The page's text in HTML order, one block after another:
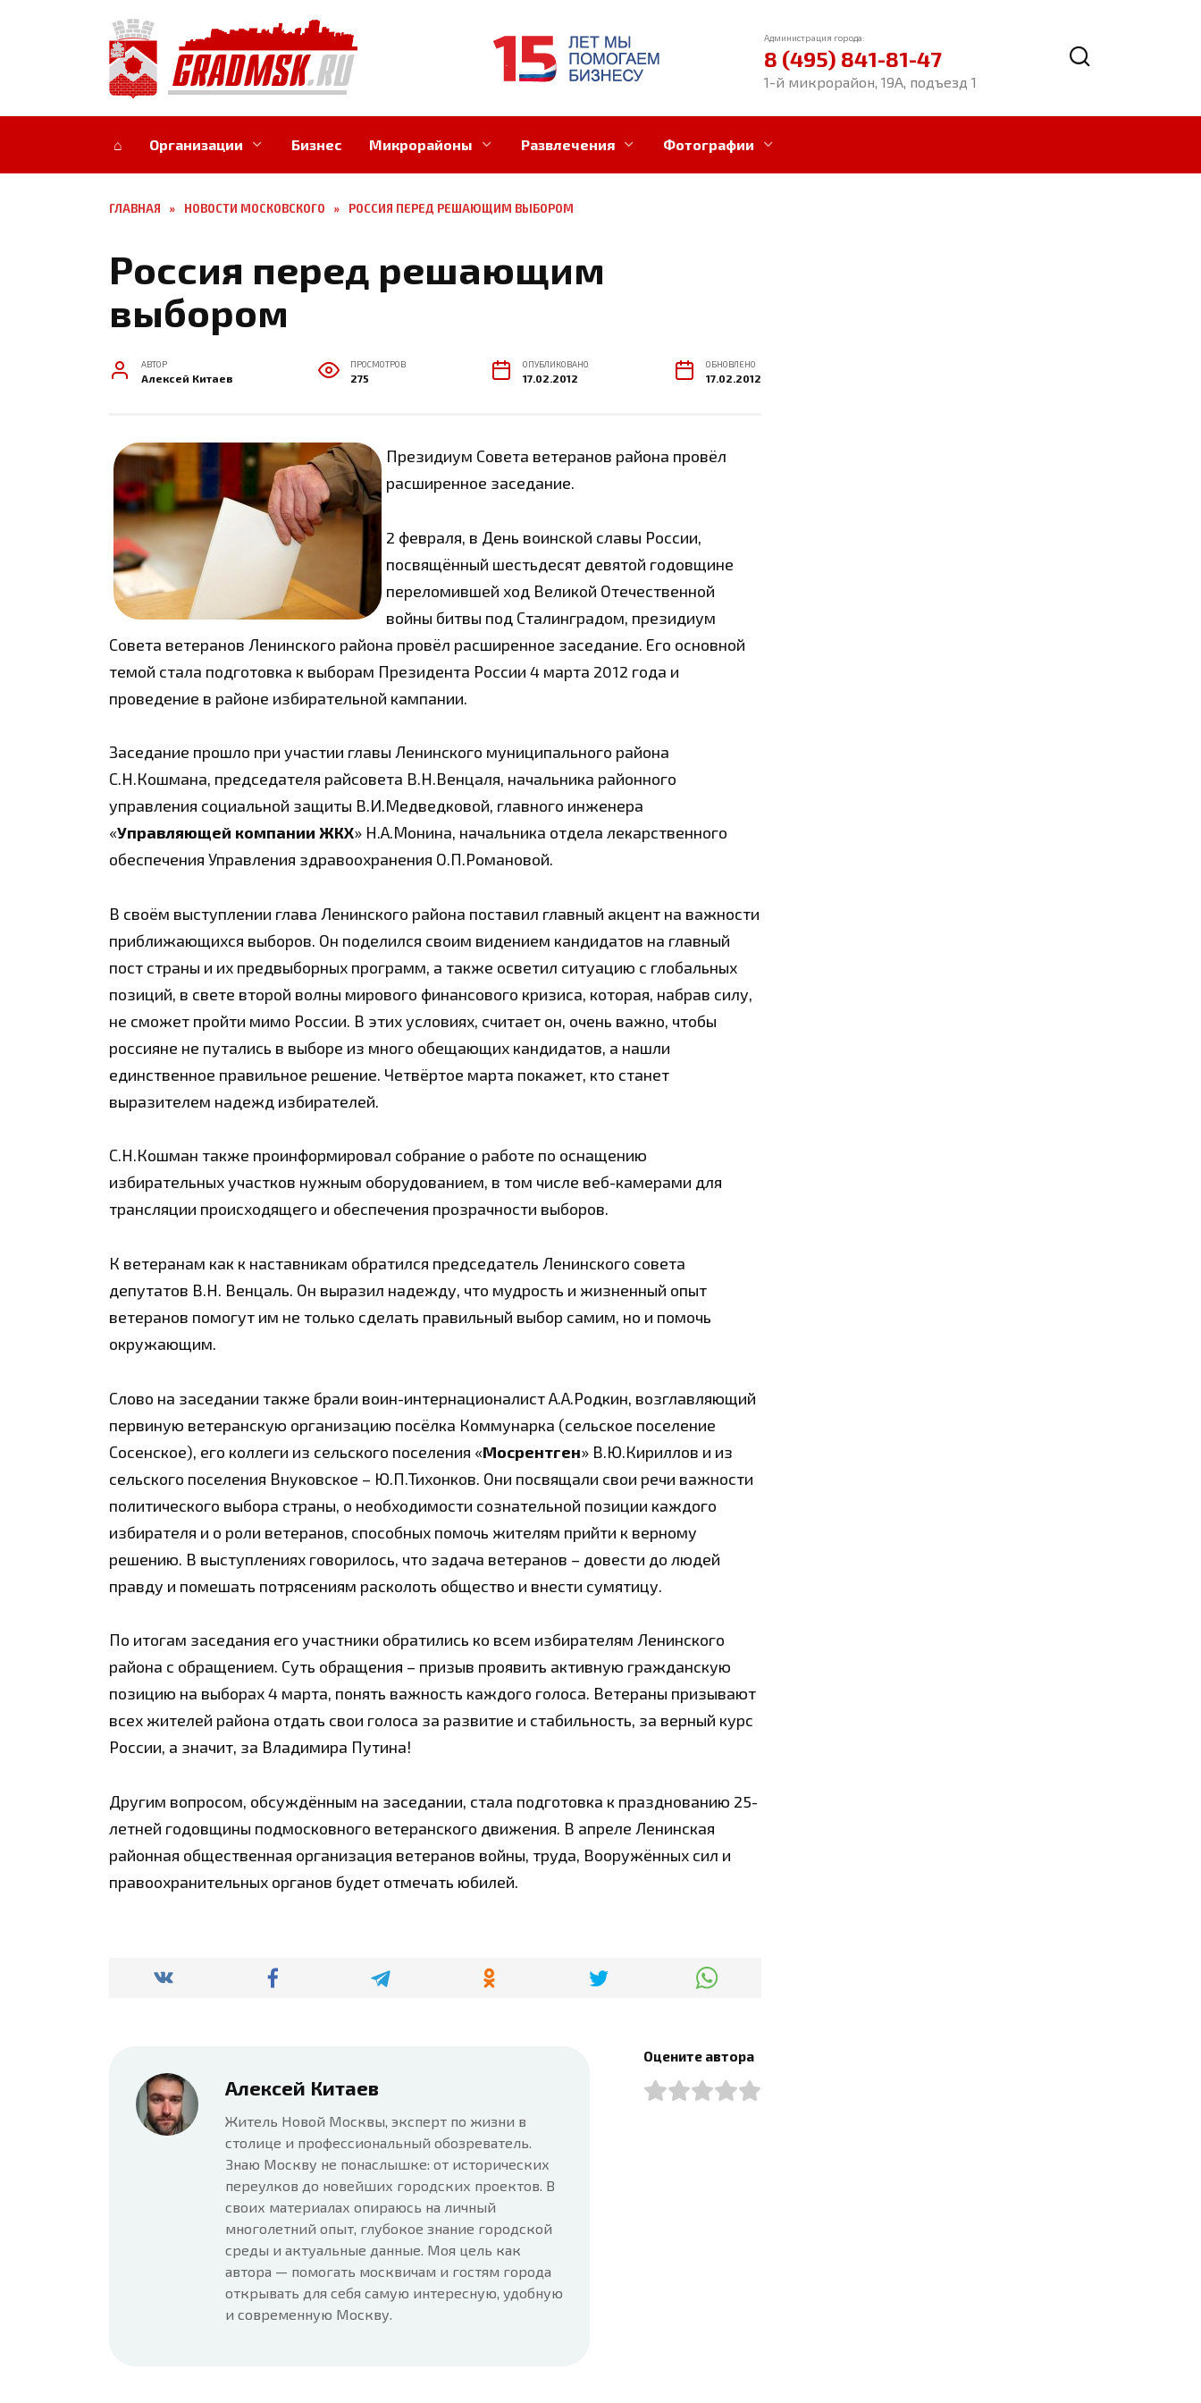
Администрация города:
8 (495) 841-81-47
1-й микрорайон, 19А, подъезд 1
⌂ Организации Бизнес Микрорайоны Развлечения Фотографии
ГЛАВНАЯ » НОВОСТИ МОСКОВСКОГО » РОССИЯ ПЕРЕД РЕШАЮЩИМ ВЫБОРОМ
Россия перед решающим
выбором
АВТОР
Алексей Китаев
ПРОСМОТРОВ
275
ОПУБЛИКОВАНО
17.02.2012
ОБНОВЛЕНО
17.02.2012
Президиум Совета ветеранов района провёл
расширенное заседание.
2 февраля, в День воинской славы России,
посвящённый шестьдесят девятой годовщине
переломившей ход Великой Отечественной
войны битвы под Сталинградом, президиум
Совета ветеранов Ленинского района провёл расширенное заседание. Его основной
темой стала подготовка к выборам Президента России 4 марта 2012 года и
проведение в районе избирательной кампании.
Заседание прошло при участии главы Ленинского муниципального района
С.Н.Кошмана, председателя райсовета В.Н.Венцаля, начальника районного
управления социальной защиты В.И.Медведковой, главного инженера
«Управляющей компании ЖКХ» Н.А.Монина, начальника отдела лекарственного
обеспечения Управления здравоохранения О.П.Романовой.
В своём выступлении глава Ленинского района поставил главный акцент на важности
приближающихся выборов. Он поделился своим видением кандидатов на главный
пост страны и их предвыборных программ, а также осветил ситуацию с глобальных
позиций, в свете второй волны мирового финансового кризиса, которая, набрав силу,
не сможет пройти мимо России. В этих условиях, считает он, очень важно, чтобы
россияне не путались в выборе из много обещающих кандидатов, а нашли
единственное правильное решение. Четвёртое марта покажет, кто станет
выразителем надежд избирателей.
С.Н.Кошман также проинформировал собрание о работе по оснащению
избирательных участков нужным оборудованием, в том числе веб-камерами для
трансляции происходящего и обеспечения прозрачности выборов.
К ветеранам как к наставникам обратился председатель Ленинского совета
депутатов В.Н. Венцаль. Он выразил надежду, что мудрость и жизненный опыт
ветеранов помогут им не только сделать правильный выбор самим, но и помочь
окружающим.
Слово на заседании также брали воин-интернационалист А.А.Родкин, возглавляющий
первиную ветеранскую организацию посёлка Коммунарка (сельское поселение
Сосенское), его коллеги из сельского поселения «Мосрентген» В.Ю.Кириллов и из
сельского поселения Внуковское – Ю.П.Тихонков. Они посвящали свои речи важности
политического выбора страны, о необходимости сознательной позиции каждого
избирателя и о роли ветеранов, способных помочь жителям прийти к верному
решению. В выступлениях говорилось, что задача ветеранов – довести до людей
правду и помешать потрясениям расколоть общество и внести сумятицу.
По итогам заседания его участники обратились ко всем избирателям Ленинского
района с обращением. Суть обращения – призыв проявить активную гражданскую
позицию на выборах 4 марта, понять важность каждого голоса. Ветераны призывают
всех жителей района отдать свои голоса за развитие и стабильность, за верный курс
России, а значит, за Владимира Путина!
Другим вопросом, обсуждённым на заседании, стала подготовка к празднованию 25-
летней годовщины подмосковного ветеранского движения. В апреле Ленинская
районная общественная организация ветеранов войны, труда, Вооружённых сил и
правоохранительных органов будет отмечать юбилей.
Алексей Китаев
Житель Новой Москвы, эксперт по жизни в
столице и профессиональный обозреватель.
Знаю Москву не понаслышке: от исторических
переулков до новейших городских проектов. В
своих материалах опираюсь на личный
многолетний опыт, глубокое знание городской
среды и актуальные данные. Моя цель как
автора — помогать москвичам и гостям города
открывать для себя самую интересную, удобную
и современную Москву.
Оцените автора